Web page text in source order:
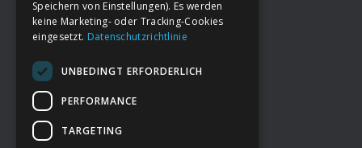
FooterDeine Spende
→ Impressum
Speichern von Einstellungen). Es werden
keine Marketing- oder Tracking-Cookies
eingesetzt. Datenschutzrichtlinie
UNBEDINGT ERFORDERLICH
PERFORMANCE
TARGETING